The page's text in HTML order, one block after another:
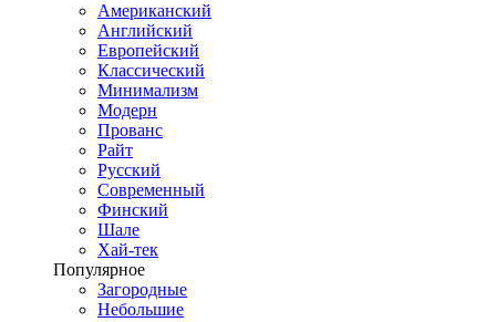
Американский
Английский
Европейский
Классический
Минимализм
Модерн
Прованс
Райт
Русский
Современный
Финский
Шале
Хай-тек
Популярное
Загородные
Небольшие